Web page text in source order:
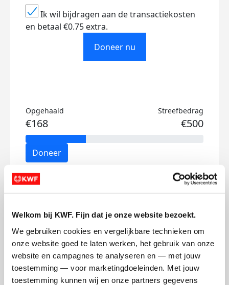
Welkom bij KWF. Fijn dat je onze website bezoekt.
We gebruiken cookies en vergelijkbare technieken om
onze website goed te laten werken, het gebruik van onze
website en campagnes te analyseren en — met jouw
toestemming — voor marketingdoeleinden. Met jouw
toestemming kunnen wij en onze partners gegevens
Ik wil bijdragen aan de transactiekosten
en betaal €0.75 extra.
Doneer nu
Opgehaald
€168
Streefbedrag
€500
Doneer